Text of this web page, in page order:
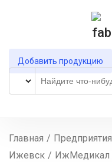
Добавить продукцию
Главная / Предприятия
Ижевск / ИжМедикал